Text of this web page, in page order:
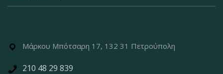
Μάρκου Μπότσαρη 17, 132 31 Πετρούπολη
210 48 29 839